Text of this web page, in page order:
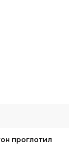
проглотил